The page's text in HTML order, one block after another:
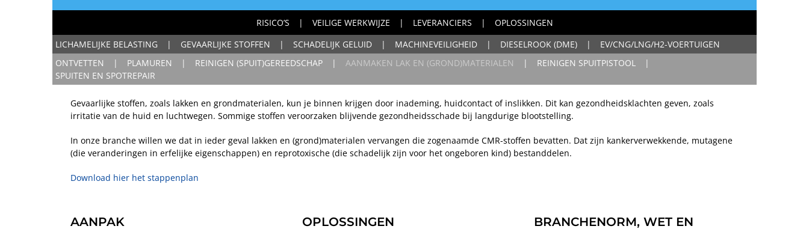
RISICO’S VEILIGE WERKWIJZE LEVERANCIERS
OPLOSSINGEN
LICHAMELIJKE BELASTING
GEVAARLIJKE STOFFEN SCHADELIJK GELUID MACHINEVEILIGHEID DIESELROOK (DME)
EV/CNG/LNG/H2-VOERTUIGEN
ONTVETTEN
PLAMUREN REINIGEN (SPUIT)GEREEDSCHAP AANMAKEN LAK EN (GROND)MATERIALEN
REINIGEN SPUITPISTOOL
SPUITEN EN SPOTREPAIR
Gevaarlijke stoffen, zoals lakken en grondmaterialen, kun je binnen krijgen door inademing, huidcontact of inslikken. Dit kan gezondheidsklachten geven, zoals
irritatie van de huid en luchtwegen. Sommige stoffen veroorzaken blijvende gezondheidsschade bij langdurige blootstelling.
In onze branche willen we dat in ieder geval lakken en (grond)materialen vervangen die zogenaamde CMR-stoffen bevatten. Dat zijn kankerverwekkende, mutagene
(die veranderingen in erfelijke eigenschappen) en reprotoxische (die schadelijk zijn voor het ongeboren kind) bestanddelen.
Download hier het stappenplan
AANPAK OPLOSSINGEN
BRANCHENORM, WET EN